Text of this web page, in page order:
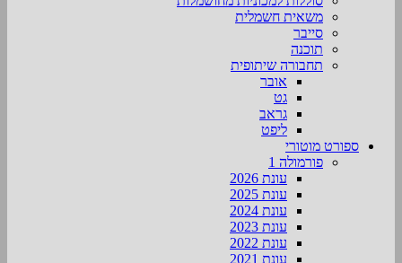
משאית חשמלית
סייבר
תוכנה
תחבורה שיתופית
אובר
גט
גראב
ליפט
ספורט מוטורי
פורמולה 1
עונת 2026
עונת 2025
עונת 2024
עונת 2023
עונת 2022
עונת 2021